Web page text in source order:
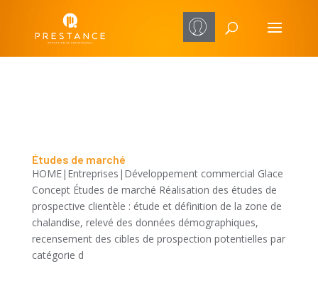
Études de marché
HOME|Entreprises|Développement commercial Glace
Concept Études de marché Réalisation des études de
prospective clientèle : étude et définition de la zone de
chalandise, relevé des données démographiques,
recensement des cibles de prospection potentielles par
catégorie d